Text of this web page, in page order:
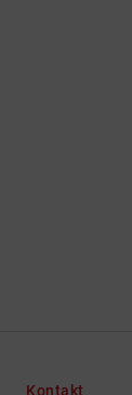
Kontakt